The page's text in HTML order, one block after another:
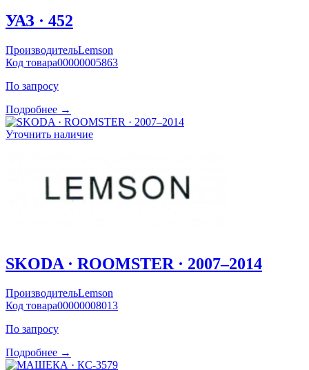
УАЗ · 452
ПроизводительLemson
Код товара00000005863
По запросу
Подробнее →
Уточнить наличие
SKODA · ROOMSTER · 2007–2014
ПроизводительLemson
Код товара00000008013
По запросу
Подробнее →